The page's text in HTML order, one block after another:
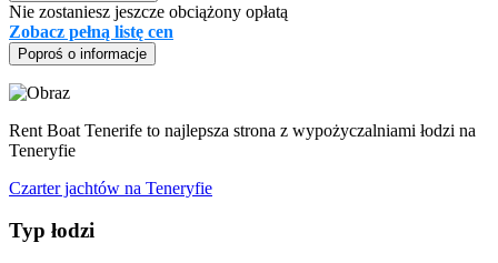
Nie zostaniesz jeszcze obciążony opłatą
Zobacz pełną listę cen
Poproś o informacje
Rent Boat Tenerife to najlepsza strona z wypożyczalniami łodzi na
Teneryfie
Czarter jachtów na Teneryfie
Typ łodzi